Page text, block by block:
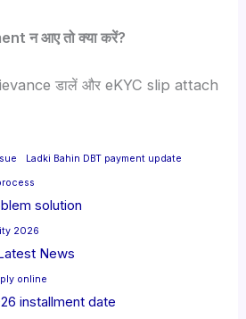
न आए तो क्या करें?
डालें और eKYC slip attach
Ladki Bahin DBT payment update
solution
2026
News
online
installment date